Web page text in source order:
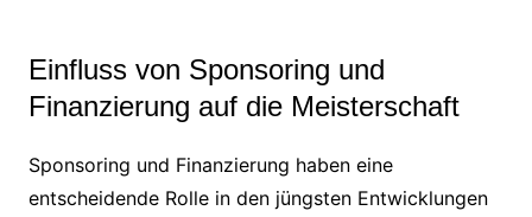
Einfluss von Sponsoring und
Finanzierung auf die Meisterschaft
Sponsoring und Finanzierung haben eine
entscheidende Rolle in den jüngsten Entwicklungen